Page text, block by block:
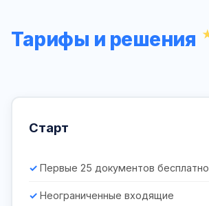
Тарифы и решения
Старт
Первые 25 документов бесплатно
Неограниченные входящие